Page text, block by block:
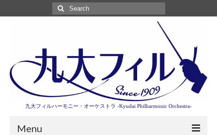
Search
for:
九大フィルハーモニー・オーケストラ -Kyudai Philharmonic Orchestra-
Menu